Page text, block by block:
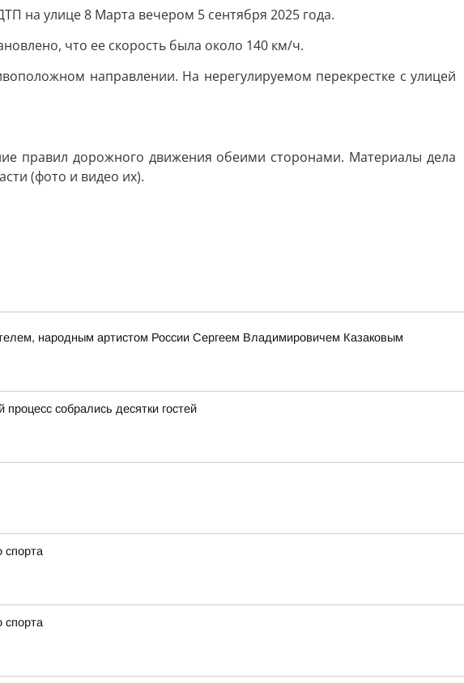
на улице 8 Марта вечером 5 сентября 2025 года.
что ее скорость была около 140 км/ч.
направлении. На нерегулируемом перекрестке с улицей
правил дорожного движения обеими сторонами. Материалы дела
(фото и видео их).
народным артистом России Сергеем Владимировичем Казаковым
собрались десятки гостей
спорта
спорта